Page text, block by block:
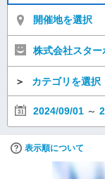
開催地を選択
株式会社スター
＞ カテゴリを選択
2024/09/01 ～
表示順について